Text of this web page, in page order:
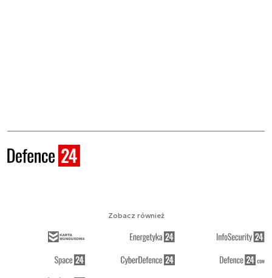
Zobacz również